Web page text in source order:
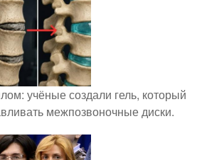
учёные создали гель, который
межпозвоночные диски.